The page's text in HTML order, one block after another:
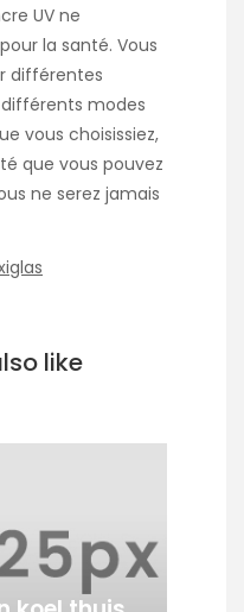
UV ne
la santé. Vous
différentes
modes
vous choisissiez,
que vous pouvez
ne serez jamais
like